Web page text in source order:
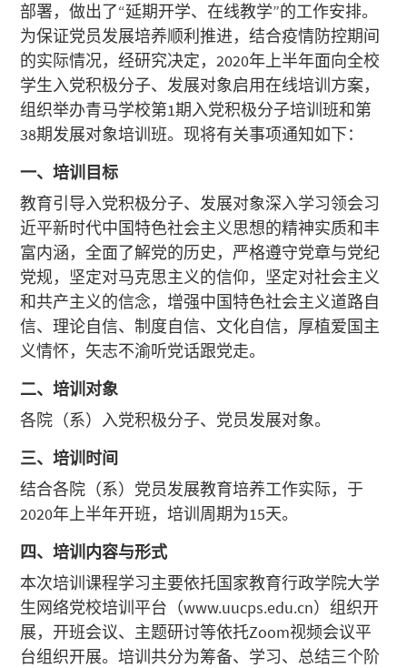
部署，做出了“延期开学、在线教学”的工作安排。
为保证党员发展培养顺利推进，结合疫情防控期间
的实际情况，经研究决定，2020年上半年面向全校
学生入党积极分子、发展对象启用在线培训方案，
组织举办青马学校第1期入党积极分子培训班和第
38期发展对象培训班。现将有关事项通知如下：
一、培训目标
教育引导入党积极分子、发展对象深入学习领会习
近平新时代中国特色社会主义思想的精神实质和丰
富内涵，全面了解党的历史，严格遵守党章与党纪
党规，坚定对马克思主义的信仰，坚定对社会主义
和共产主义的信念，增强中国特色社会主义道路自
信、理论自信、制度自信、文化自信，厚植爱国主
义情怀，矢志不渝听党话跟党走。
二、培训对象
各院（系）入党积极分子、党员发展对象。
三、培训时间
结合各院（系）党员发展教育培养工作实际，于
2020年上半年开班，培训周期为15天。
四、培训内容与形式
本次培训课程学习主要依托国家教育行政学院大学
生网络党校培训平台（www.uucps.edu.cn）组织开
展，开班会议、主题研讨等依托Zoom视频会议平
台组织开展。培训共分为筹备、学习、总结三个阶